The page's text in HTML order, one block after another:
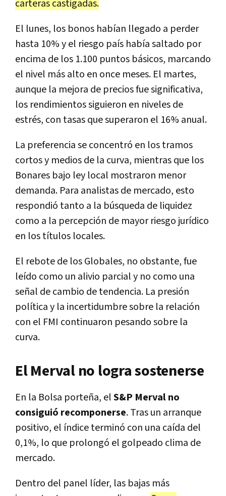
carteras castigadas.
El lunes, los bonos habían llegado a perder
hasta 10% y el riesgo país había saltado por
encima de los 1.100 puntos básicos, marcando
el nivel más alto en once meses. El martes,
aunque la mejora de precios fue significativa,
los rendimientos siguieron en niveles de
estrés, con tasas que superaron el 16% anual.
La preferencia se concentró en los tramos
cortos y medios de la curva, mientras que los
Bonares bajo ley local mostraron menor
demanda. Para analistas de mercado, esto
respondió tanto a la búsqueda de liquidez
como a la percepción de mayor riesgo jurídico
en los títulos locales.
El rebote de los Globales, no obstante, fue
leído como un alivio parcial y no como una
señal de cambio de tendencia. La presión
política y la incertidumbre sobre la relación
con el FMI continuaron pesando sobre la
curva.
El Merval no logra sostenerse
En la Bolsa porteña, elS&P Merval no
consiguió recomponerse. Tras un arranque
positivo, el índice terminó con una caída del
0,1%, lo que prolongó el golpeado clima de
mercado.
Dentro del panel líder, las bajas más